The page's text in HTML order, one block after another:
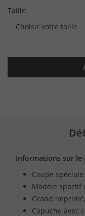
Taille:
Choisir votre taille
Informations sur le
Coupe
Modèle sportif
Grand
Capuche avec